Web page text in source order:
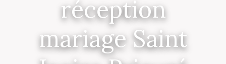
réception
mariage Saint